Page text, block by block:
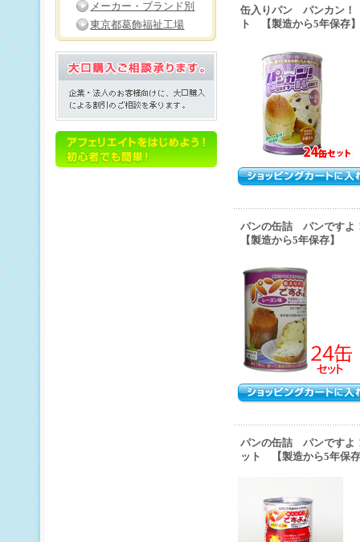
缶入りパン パンカン
ト 【製造から5年保存
パンの缶詰 パンですよ
【製造から5年保存】
パンの缶詰 パンですよ
ット 【製造から5年保
メーカー・ブランド別
東京都葛飾福祉工場